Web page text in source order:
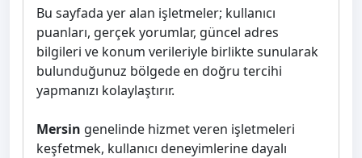
Bu sayfada yer alan işletmeler; kullanıcı
puanları, gerçek yorumlar, güncel adres
bilgileri ve konum verileriyle birlikte sunularak
bulunduğunuz bölgede en doğru tercihi
yapmanızı kolaylaştırır.
Mersin genelinde hizmet veren işletmeleri
keşfetmek, kullanıcı deneyimlerine dayalı